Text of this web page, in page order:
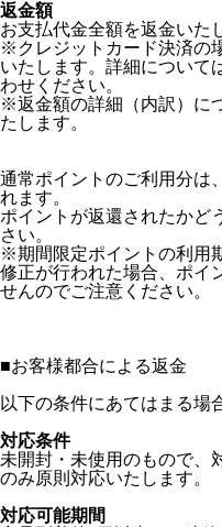
返金額
お支払代金全額を返金いた
※クレジットカード決済の
いたします。詳細について
わせください。
※返金額の詳細（内訳）に
たします。
通常ポイントのご利用分は
れます。
ポイントが返還されたかど
さい。
※期間限定ポイントの利用
修正が行われた場合、ポイ
せんのでご注意ください。
■お客様都合による返金
以下の条件にあてはまる場
対応条件
未開封・未使用のもので、
のみ原則対応いたします。
対応可能期間